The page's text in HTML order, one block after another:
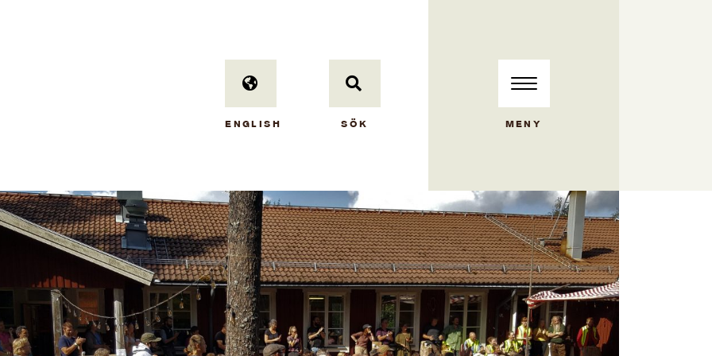
ENGLISH SÖK MENY